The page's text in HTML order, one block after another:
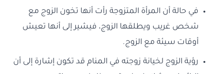
في حالة أن المرأة المتزوجة رأت أنها تخون الزوج مع
شخص غريب ويطلقها الزوج، فيشير إلى أنها تعيش
أوقات سيئة مع الزوج.
رؤية الزوج لخيانة زوجته في المنام قد تكون إشارة إلى أن